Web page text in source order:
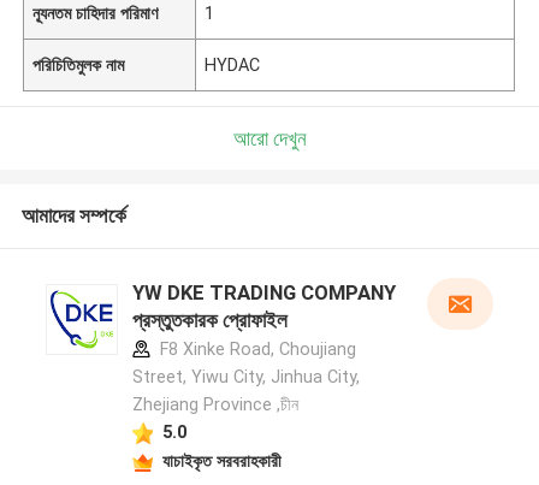
ন্যূনতম চাহিদার পরিমাণ 1
পরিচিতিমুলক নাম HYDAC
আরো দেখুন
আমাদের সম্পর্কে
YW DKE TRADING COMPANY
প্রস্তুতকারক প্রোফাইল
F8 Xinke Road, Choujiang
Street, Yiwu City, Jinhua City,
Zhejiang Province ,চীন
5.0
যাচাইকৃত সরবরাহকারী